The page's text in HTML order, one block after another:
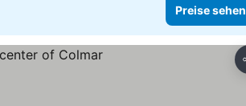
Preise sehen